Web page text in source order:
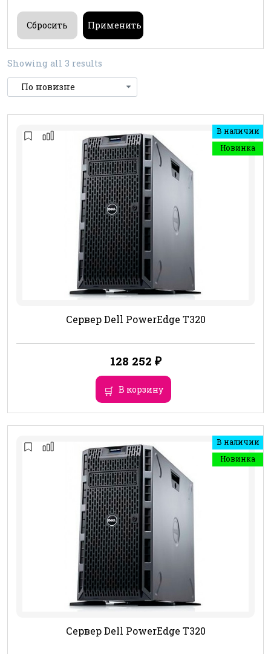
Showing all 3 results
В наличии
Новинка
Сервер Dell PowerEdge T320
128 252 ₽
В корзину
В наличии
Новинка
Сервер Dell PowerEdge T320